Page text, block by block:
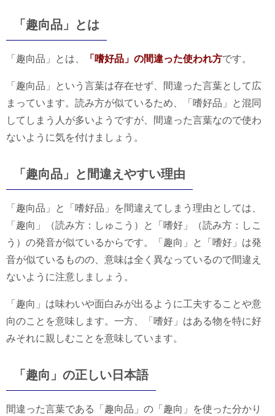
「趣向品」とは
「趣向品」とは、 「嗜好品」の間違った使われ方です。
「趣向品」という言葉は存在せず、間違った言葉として広
まっています。読み方が似ているため、「嗜好品」と混同
してしまう人が多いようですが、間違った言葉なので使わ
ないように気を付けましょう。
「趣向品」と間違えやすい理由
「趣向品」と「嗜好品」を間違えてしまう理由としては、
「趣向」（読み方：しゅこう）と「嗜好」（読み方：しこ
う）の発音が似ているからです。「趣向」と「嗜好」は発
音が似ているものの、意味は全く異なっているので間違え
ないように注意しましょう。
「趣向」は味わいや面白みが出るように工夫することや意
向のことを意味します。一方、「嗜好」はある物を特に好
みそれに親しむことを意味しています。
「趣向」の正しい日本語
間違った言葉である「趣向品」の「趣向」を使った分かり